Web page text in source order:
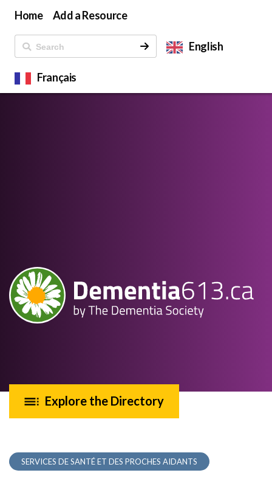
Home Add a Resource
English
Français
Explore the Directory
SERVICES DE SANTÉ ET DES PROCHES AIDANTS